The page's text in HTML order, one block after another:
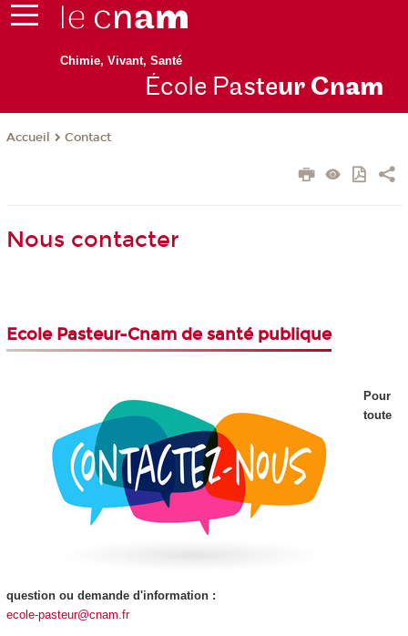
Chimie, Vivant, Santé
École Pasteur Cnam
Accueil Contact
Nous contacter
Ecole Pasteur-Cnam de santé publique
Pour
toute
question ou demande d'information :
ecole-pasteur@cnam.fr